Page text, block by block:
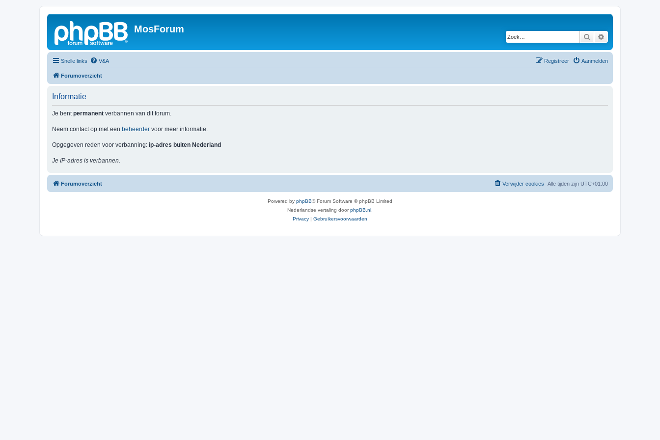
MosForum
Zoek
Snelle links V&A Aanmelden
Registreer
Forumoverzicht
Informatie
Je bentpermanent verbannen van dit forum.
Neem contact op met een beheerder voor meer informatie.
Opgegeven reden voor verbanning: ip-adres buiten Nederland
Je IP-adres is verbannen.
Forumoverzicht Alle tijden zijn UTC+01:00
Verwijder cookies
Powered by phpBB® Forum Software © phpBB Limited
Nederlandse vertaling doorphpBB.nl
Privacy | Gebruikersvoorwaarden